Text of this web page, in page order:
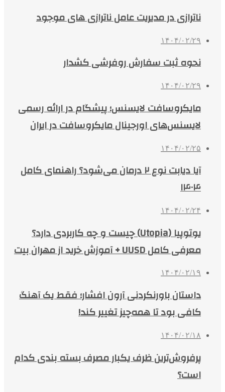
ناترازی در مدیریت عامل ناترازی های موجود
۱۴۰۴/۰۲/۲۹
نحوه ثبت سفارش روفرشی کشدار
۱۴۰۴/۰۲/۲۹
مایکروسافت لایسنس؛ پیشگام در ارائه رسمی
لایسنس‌های اورجینال مایکروسافت در ایران
۱۴۰۴/۰۲/۲۵
آیا دیابت نوع ۲ درمان می‌شود؟ راهنمای کامل
۱۴۰۴
۱۴۰۴/۰۲/۲۴
یوتوپیا (Utopia) چیست و چه کاربردی دارد؟
معرفی کامل UUSD + آموزش خرید از مهران بیت
۱۴۰۴/۰۲/۱۹
داستان باورنکردنی آرون افشار؛ فقط یک آهنگ
کافی بود تا همه‌چیز تغییر کند!
۱۴۰۴/۰۲/۱۸
پرفروش‌ترین ظرف یکبار مصرف بسته بندی کدام
است؟